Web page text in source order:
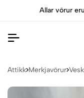
Allar vörur
Attikk Merkjavörur